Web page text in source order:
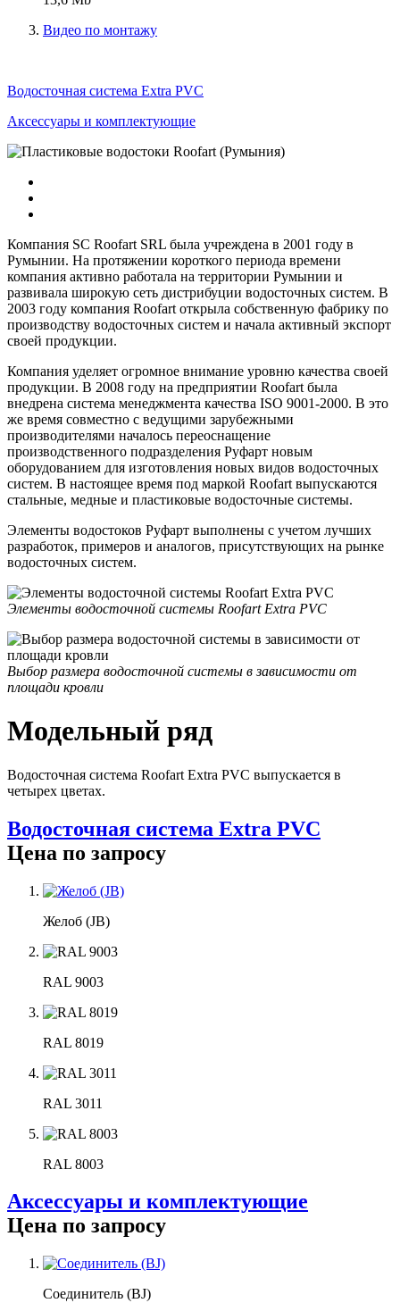
Видео по монтажу
Водосточная система Extra PVC
Аксессуары и комплектующие
Компания SC Roofart SRL была учреждена в 2001 году в
Румынии. На протяжении короткого периода времени
компания активно работала на территории Румынии и
развивала широкую сеть дистрибуции водосточных систем. В
2003 году компания Roofart открыла собственную фабрику по
производству водосточных систем и начала активный экспорт
своей продукции.
Компания уделяет огромное внимание уровню качества своей
продукции. В 2008 году на предприятии Roofart была
внедрена система менеджмента качества ISO 9001-2000. В это
же время совместно с ведущими зарубежными
производителями началось переоснащение
производственного подразделения Руфарт новым
оборудованием для изготовления новых видов водосточных
систем. В настоящее время под маркой Roofart выпускаются
стальные, медные и пластиковые водосточные системы.
Элементы водостоков Руфарт выполнены с учетом лучших
разработок, примеров и аналогов, присутствующих на рынке
водосточных систем.
Элементы водосточной системы Roofart Extra PVC
Выбор размера водосточной системы в зависимости от
площади кровли
Модельный ряд
Водосточная система Roofart Extra PVC выпускается в
четырех цветах.
Водосточная система Extra PVC
Цена по запросу
Желоб (JB)
RAL 9003
RAL 8019
RAL 3011
RAL 8003
Аксессуары и комплектующие
Цена по запросу
Соединитель (BJ)